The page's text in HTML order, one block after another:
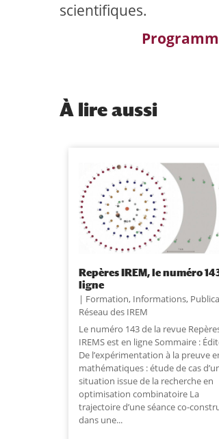
scientifiques.
À lire aussi
Repères IREM, le numéro
ligne
Formation, Informations,
Réseau des IREM
Le numéro 143 de la revue
IREMS est en ligne Sommaire :
De l’expérimentation à la preuve
mathématiques : étude de cas
situation issue de la recherche en
optimisation combinatoire La
trajectoire d’une séance co-
dans une...